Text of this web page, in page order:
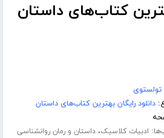
کتاب‌های داستان
تولستوی
دانلود رایگان بهترین کتاب‌های داستان
ادبیات کلاسیک،داستان و رمان روانشناسی